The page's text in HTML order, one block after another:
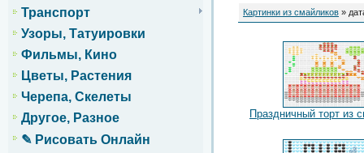
Транспорт
Узоры, Татуировки
Фильмы, Кино
Цветы, Растения
Черепа, Скелеты
Другое, Разное
✎ Рисовать Онлайн
Картинки из смайликов »
Праздничный торт из